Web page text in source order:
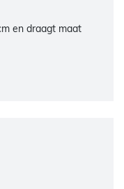
en draagt maat